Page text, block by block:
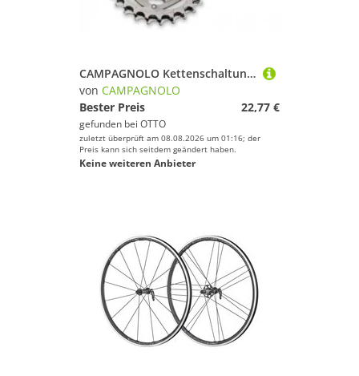
Erfolg mit Deinem Sport.
CAMPAGNOLO Kettenschaltung Campagnolo Kettenrad 10s 10S-141 14 Zähne
von CAMPAGNOLO
Bester Preis
22,77 €
gefunden bei OTTO
zuletzt überprüft am 08.08.2026 um 01:16; der
Preis kann sich seitdem geändert haben.
Keine weiteren Anbieter